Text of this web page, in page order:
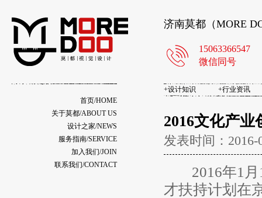
首页/HOME
关于莫都/ABOUT US
设计之家/NEWS
服务指南/SERVICE
加入我们/JOIN
联系我们/CONTACT
济南莫都（MORE
15063366547
微信同号
+设计知识 +行业资讯
2016文化产
发表时间：
2016年1月
才扶持计划在